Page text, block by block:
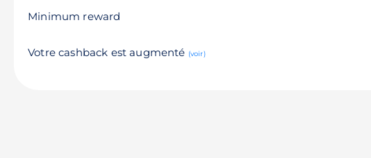
Minimum reward
Votre cashback est augmenté (voir)